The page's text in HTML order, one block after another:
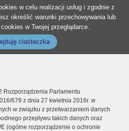
w celu realizacji usług i zgodnie z
określić warunki przechowywania lub
w Twojej przeglądarce.
ciasteczka
Rozporządzenia Parlamentu
679 z dnia 27 kwietnia 2016r. w
w związku z przetwarzaniem danych
przepływu takich danych oraz
(ogólne rozporządzenie o ochronie